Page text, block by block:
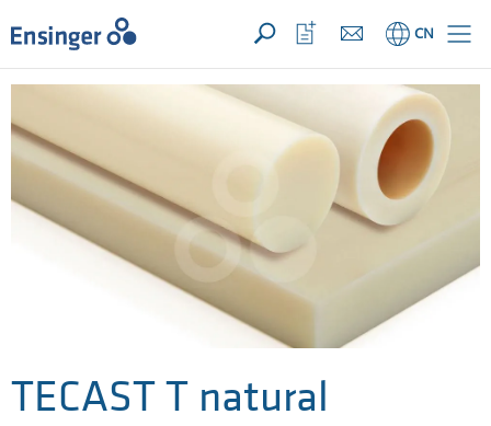
您的询价 ({{productCount}} 产品) 新建
主
页
CN
打
开
收
藏
表
TECAST T natural